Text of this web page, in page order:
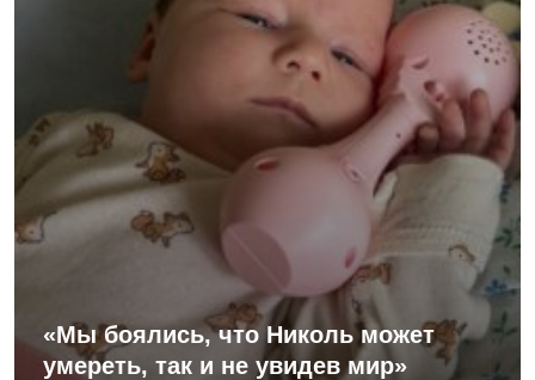
«Мы боялись, что Николь может
умереть, так и не увидев мир»